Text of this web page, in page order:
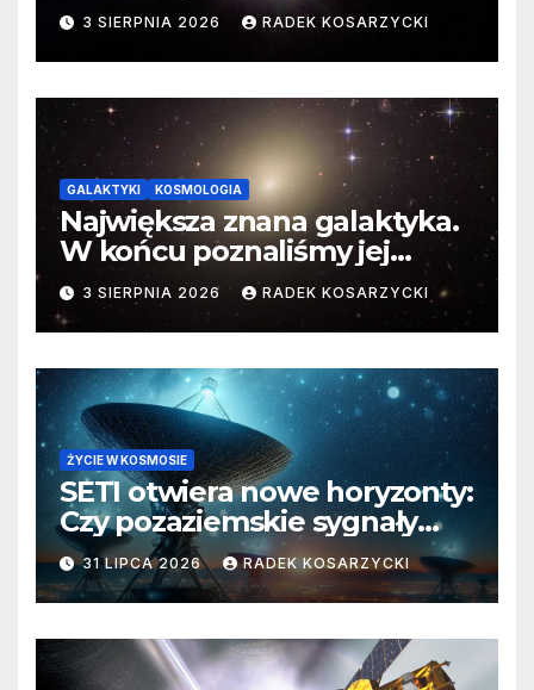
3 SIERPNIA 2026 RADEK KOSARZYCKI
GALAKTYKI KOSMOLOGIA
Największa znana galaktyka.
W końcu poznaliśmy jej
faktyczne wymiary
3 SIERPNIA 2026 RADEK KOSARZYCKI
ŻYCIE W KOSMOSIE
SETI otwiera nowe horyzonty:
Czy pozaziemskie sygnały
czekają w nieoczekiwanych
miejscach?
31 LIPCA 2026 RADEK KOSARZYCKI